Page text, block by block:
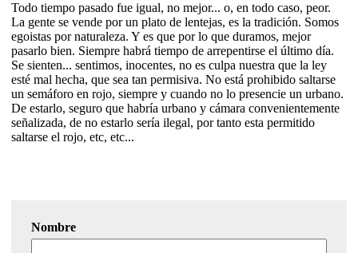
Todo tiempo pasado fue igual, no mejor... o, en todo caso, peor.
La gente se vende por un plato de lentejas, es la tradición. Somos
egoistas por naturaleza. Y es que por lo que duramos, mejor
pasarlo bien. Siempre habrá tiempo de arrepentirse el último día.
Se sienten... sentimos, inocentes, no es culpa nuestra que la ley
esté mal hecha, que sea tan permisiva. No está prohibido saltarse
un semáforo en rojo, siempre y cuando no lo presencie un urbano.
De estarlo, seguro que habría urbano y cámara convenientemente
señalizada, de no estarlo sería ilegal, por tanto esta permitido
saltarse el rojo, etc, etc...
Nombre